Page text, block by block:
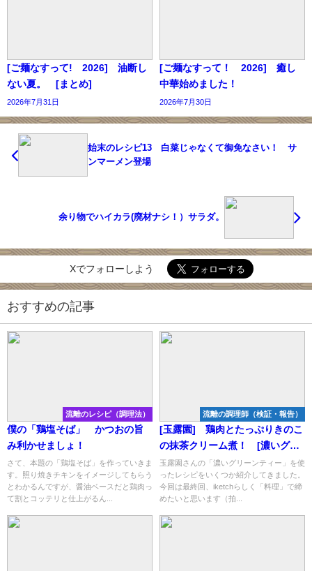
[ご麺なすって! 2026] 油断し
ない夏。 [まとめ]
2026年7月31日
[ご麺なすって！ 2026] 癒し
中華始めました！
2026年7月30日
始末のレシピ13 白菜じゃなくて御免なさい！ サ
ンマーメン登場
余り物でハイカラ(廃材ナシ！）サラダ。
Xでフォローしよう
おすすめの記事
流離のレシピ（調理法）
僕の「鶏塩そば」 かつおの旨
み利かせましょ！
さて、本題の「鶏塩そば」を作っていきま
す。照り焼きチキンをイメージしてもらう
とわかるんですが、醤油ベースだと鶏肉っ
て割とコッテリと仕上がるん...
流離の調理師（検証・報告）
[玉露園] 鶏肉とたっぷりきのこ
の抹茶クリーム煮！ [濃いグリ
ーンティーで美味しいのできた
よ！]
玉露園さんの「濃いグリーンティー」を使
ったレシピをいくつか紹介してきました。
今回は最終回、iketchらしく「料理」で締
めたいと思います（拍...